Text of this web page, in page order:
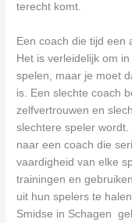
terecht komt.
Een coach die tijd een
Het is verleidelijk om
spelen, maar je moet
is. Een slechte coach
zelfvertrouwen en
slechtere speler
naar een coach die
vaardigheid van elke
trainingen en
uit hun spelers te
Smidse in Schagen